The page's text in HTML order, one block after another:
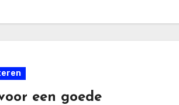
een goede